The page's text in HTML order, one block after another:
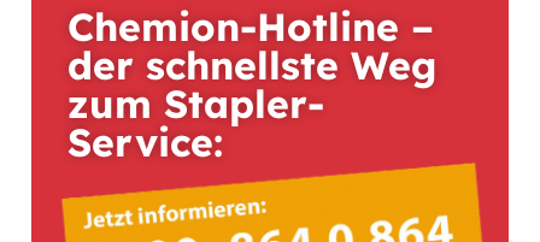
Chemion-Hotline –
der schnellste Weg
zum Stapler-
Service: